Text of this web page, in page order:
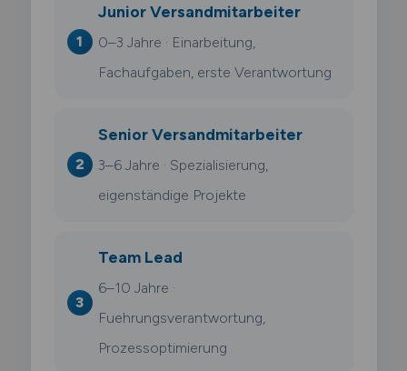
Junior Versandmitarbeiter
0–3 Jahre · Einarbeitung,
Fachaufgaben, erste Verantwortung
Senior Versandmitarbeiter
3–6 Jahre · Spezialisierung,
eigenständige Projekte
Team Lead
6–10 Jahre ·
Fuehrungsverantwortung,
Prozessoptimierung